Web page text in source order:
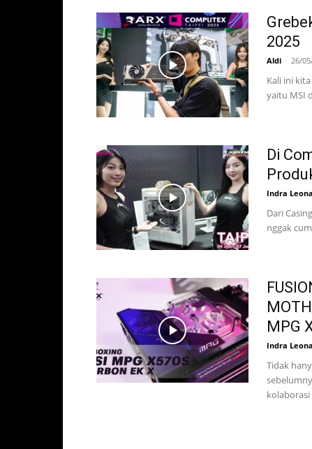
2025
Aldi - 26/
Kali ini
yaitu MSI
Di
Indra
Dari
nggak
MPG
Indra
Tidak
kolaborasi